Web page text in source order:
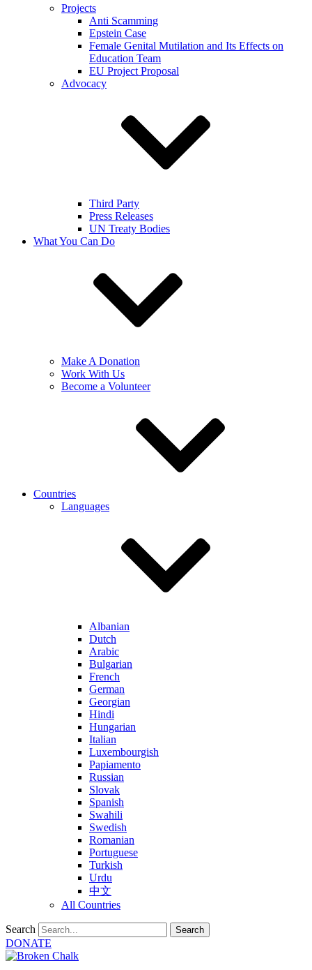
Projects
Anti Scamming
Epstein Case
Female Genital Mutilation and Its Effects on
Education Team
EU Project Proposal
Advocacy
Third Party
Press Releases
UN Treaty Bodies
What You Can Do
Make A Donation
Work With Us
Become a Volunteer
Countries
Languages
Albanian
Dutch
Arabic
Bulgarian
French
German
Georgian
Hindi
Hungarian
Italian
Luxembourgish
Papiamento
Russian
Slovak
Spanish
Swahili
Swedish
Romanian
Portuguese
Turkish
Urdu
中文
All Countries
Search Search
DONATE